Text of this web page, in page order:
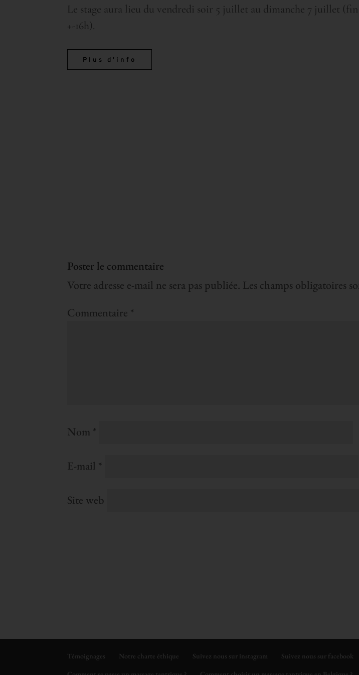
Le stage aura lieu du vendredi soir 5 juillet au dimanche 7 juillet (fin
+-16h).
Plus d'info
Poster le commentaire
Votre adresse e-mail ne sera pas publiée. Les champs obligatoires
Commentaire *
Nom *
E-mail *
Site web
Témoignages Notre charte éthique Suivez nous sur instagram Suivez nous sur facebook